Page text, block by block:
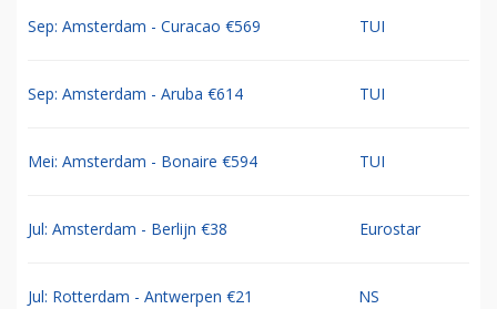
Sep: Amsterdam - Curacao €569 TUI
Sep: Amsterdam - Aruba €614 TUI
Mei: Amsterdam - Bonaire €594 TUI
Jul: Amsterdam - Berlijn €38 Eurostar
Jul: Rotterdam - Antwerpen €21 NS